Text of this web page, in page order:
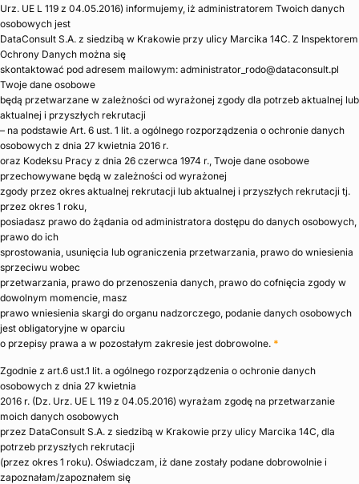
Urz. UE L 119 z 04.05.2016) informujemy, iż administratorem Twoich danych
osobowych jest
DataConsult S.A. z siedzibą w Krakowie przy ulicy Marcika 14C. Z Inspektorem
Ochrony Danych można się
skontaktować pod adresem mailowym: administrator_rodo@dataconsult.pl
Twoje dane osobowe
będą przetwarzane w zależności od wyrażonej zgody dla potrzeb aktualnej lub
aktualnej i przyszłych rekrutacji
– na podstawie Art. 6 ust. 1 lit. a ogólnego rozporządzenia o ochronie danych
osobowych z dnia 27 kwietnia 2016 r.
oraz Kodeksu Pracy z dnia 26 czerwca 1974 r., Twoje dane osobowe
przechowywane będą w zależności od wyrażonej
zgody przez okres aktualnej rekrutacji lub aktualnej i przyszłych rekrutacji tj.
przez okres 1 roku,
posiadasz prawo do żądania od administratora dostępu do danych osobowych,
prawo do ich
sprostowania, usunięcia lub ograniczenia przetwarzania, prawo do wniesienia
sprzeciwu wobec
przetwarzania, prawo do przenoszenia danych, prawo do cofnięcia zgody w
dowolnym momencie, masz
prawo wniesienia skargi do organu nadzorczego, podanie danych osobowych
jest obligatoryjne w oparciu
o przepisy prawa a w pozostałym zakresie jest dobrowolne. *
Zgodnie z art.6 ust.1 lit. a ogólnego rozporządzenia o ochronie danych
osobowych z dnia 27 kwietnia
2016 r. (Dz. Urz. UE L 119 z 04.05.2016) wyrażam zgodę na przetwarzanie
moich danych osobowych
przez DataConsult S.A. z siedzibą w Krakowie przy ulicy Marcika 14C, dla
potrzeb przyszłych rekrutacji
(przez okres 1 roku). Oświadczam, iż dane zostały podane dobrowolnie i
zapoznałam/zapoznałem się